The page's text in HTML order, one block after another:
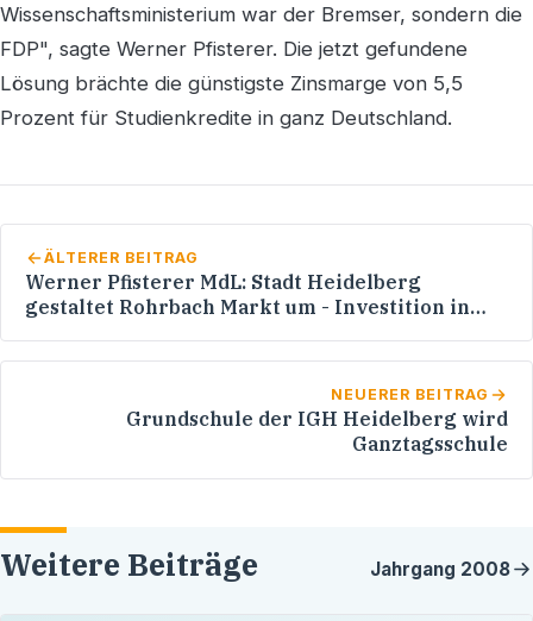
Wissenschaftsministerium war der Bremser, sondern die
FDP", sagte Werner Pfisterer. Die jetzt gefundene
Lösung brächte die günstigste Zinsmarge von 5,5
Prozent für Studienkredite in ganz Deutschland.
ÄLTERER BEITRAG
Werner Pfisterer MdL: Stadt Heidelberg
gestaltet Rohrbach Markt um - Investition in
NEUERER BEITRAG
Grundschule der IGH Heidelberg wird
Ganztagsschule
Weitere Beiträge Jahrgang 2008